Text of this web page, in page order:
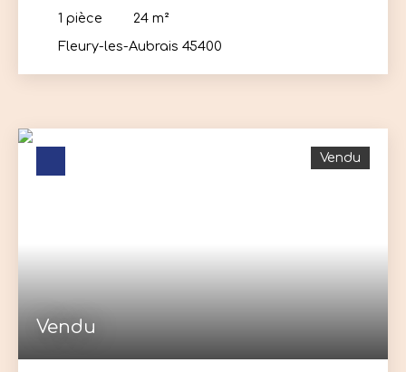
45400
1 pièce 24 m²
Fleury-les-Aubrais 45400
Vendu
Vendu